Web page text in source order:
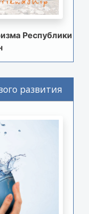
Республики
развития